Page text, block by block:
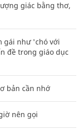
giác bằng thơ,
gái như 'chó với
đề trong giáo dục
bản cần nhớ
nên gọi